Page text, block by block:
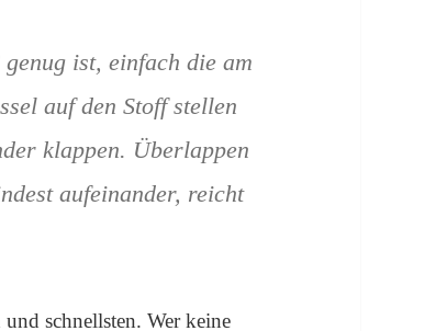
ist, einfach die am
auf den Stoff stellen
klappen. Überlappen
aufeinander, reicht
schnellsten. Wer keine